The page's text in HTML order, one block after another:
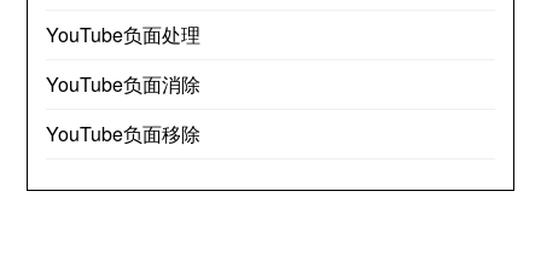
YouTube负面处理
YouTube负面消除
YouTube负面移除